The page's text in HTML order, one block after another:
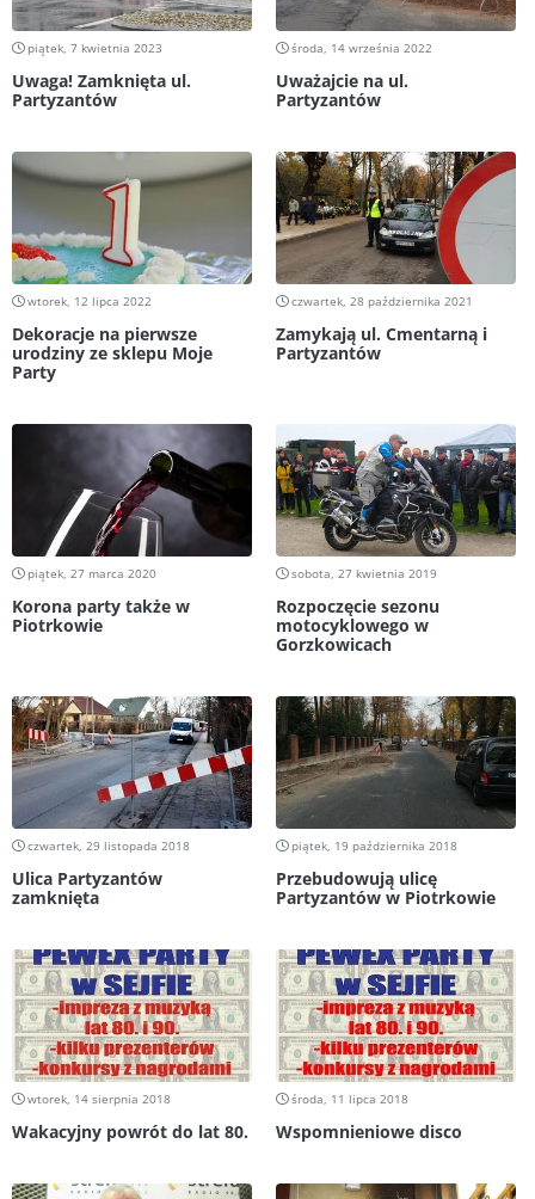
piątek, 7 kwietnia 2023
Uwaga! Zamknięta ul.
Partyzantów
środa, 14 września 2022
Uważajcie na ul.
Partyzantów
wtorek, 12 lipca 2022
Dekoracje na pierwsze
urodziny ze sklepu Moje
Party
czwartek, 28 października 2021
Zamykają ul. Cmentarną i
Partyzantów
piątek, 27 marca 2020
Korona party także w
Piotrkowie
sobota, 27 kwietnia 2019
Rozpoczęcie sezonu
motocyklowego w
Gorzkowicach
czwartek, 29 listopada 2018
Ulica Partyzantów
zamknięta
piątek, 19 października 2018
Przebudowują ulicę
Partyzantów w Piotrkowie
wtorek, 14 sierpnia 2018
Wakacyjny powrót do lat 80.
środa, 11 lipca 2018
Wspomnieniowe disco